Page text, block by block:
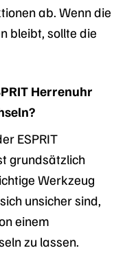
ab. Wenn die
bleibt, sollte die
Herrenuhr
ESPRIT
grundsätzlich
Werkzeug
unsicher sind,
einem
zu lassen.